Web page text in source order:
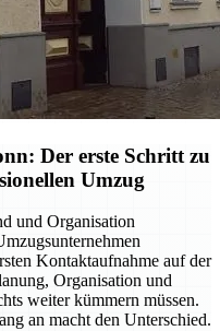
Der erste Schritt zu
Umzug
und Organisation
Kontaktaufnahme auf der
Organisation und
weiter kümmern müssen.
an macht den Unterschied.